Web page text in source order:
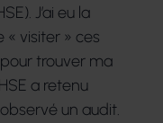
J’ai eu la
« visiter » ces
trouver ma
a retenu
un audit.